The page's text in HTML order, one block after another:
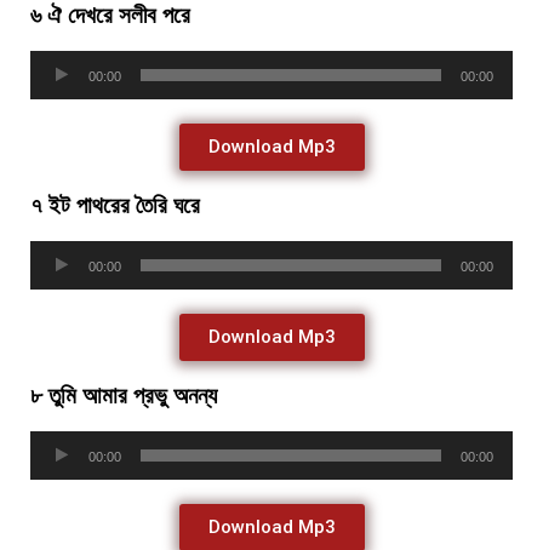
৬ ঐ দেখরে সলীব পরে
00:00 00:00
Download Mp3
৭ ইট পাথরের তৈরি ঘরে
00:00 00:00
Download Mp3
৮ তুমি আমার প্রভু অনন্য
00:00 00:00
Download Mp3